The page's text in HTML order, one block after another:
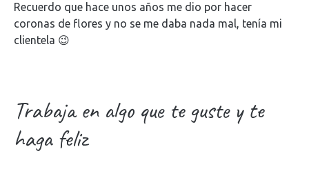
Recuerdo que hace unos años me dio por hacer
coronas de flores y no se me daba nada mal, tenía mi
clientela 😉
Trabaja en algo que te guste y te
haga feliz